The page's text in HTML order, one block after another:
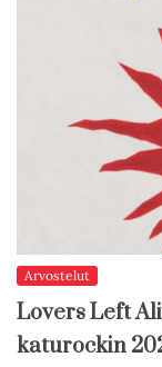
Arvostelut
Lovers Left
katurockin